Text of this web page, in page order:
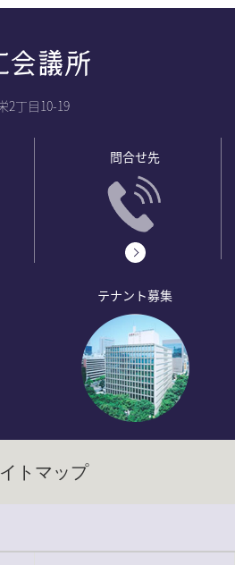
2丁目10-19
問合せ先
テナント募集
トマップ